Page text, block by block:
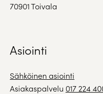
70901 Toivala
Asiointi
Sähköinen asiointi
Asiakaspalvelu 017 224